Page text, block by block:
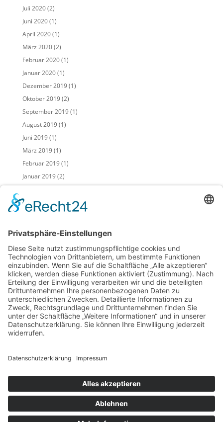
Juli 2020(2)
Juni 2020(1)
April 2020(1)
März 2020(2)
Februar 2020(1)
Januar 2020(1)
Dezember 2019(1)
Oktober 2019(2)
September 2019(1)
August 2019(1)
Juni 2019(1)
März 2019(1)
Februar 2019(1)
Januar 2019(2)
Mai 2018 (2)
Februar 2018
Januar 2018(2)
Dezember 2017(1)
November 2017(3)
Juli 2017(1)
April 2017(1)
Februar 2017(1)
Januar 2017
November 2016(12)
Impressum Datenschutz